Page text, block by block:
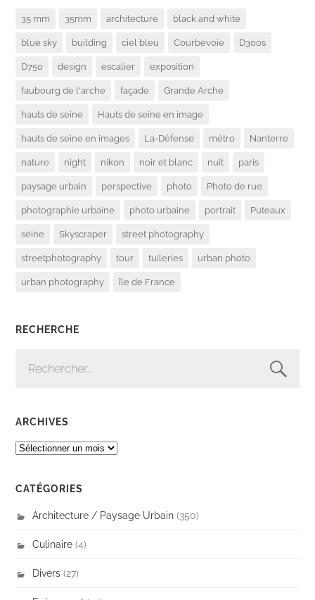
35 mm 35mm architecture black and white
blue sky building ciel bleu Courbevoie D300s
D750 design escalier exposition
faubourg de l'arche façade Grande Arche
hauts de seine Hauts de seine en image
hauts de seine en images La-Défense métro Nanterre
nature night nikon noir et blanc nuit paris
paysage urbain perspective photo Photo de rue
photographie urbaine photo urbaine portrait Puteaux
seine Skyscraper street photography
streetphotography tour tuileries urban photo
urban photography île de France
RECHERCHE
ARCHIVES
ARCHIVES
CATÉGORIES
Architecture / Paysage Urbain (350)
Culinaire (4)
Divers (27)